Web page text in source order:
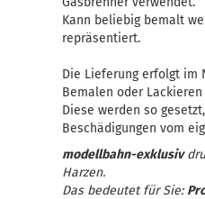
Kann beliebig bemalt
repräsentiert.
Die Lieferung erfolgt im
Bemalen oder
Diese werden so
Beschädigungen vom
modellbahn-exklusiv
Harzen.
Das bedeutet für Sie: